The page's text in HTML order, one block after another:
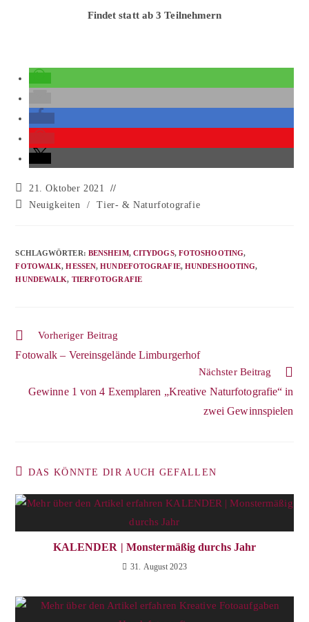
Findet statt ab 3 Teilnehmern
21. Oktober 2021
Neuigkeiten
/ Tier- & Naturfotografie
SCHLAGWÖRTER: BENSHEIM, CITYDOGS, FOTOSHOOTING,
FOTOWALK, HESSEN, HUNDEFOTOGRAFIE, HUNDESHOOTING,
HUNDEWALK, TIERFOTOGRAFIE
Vorheriger Beitrag
Fotowalk – Vereinsgelände Limburgerhof
Nächster Beitrag
Gewinne 1 von 4 Exemplaren „Kreative Naturfotografie“ in
zwei Gewinnspielen
DAS KÖNNTE DIR AUCH GEFALLEN
KALENDER | Monstermäßig durchs Jahr
31. August 2023